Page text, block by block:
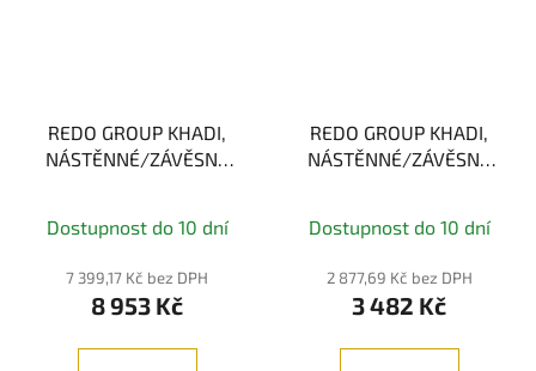
REDO GROUP KHADI,
NÁSTĚNNÉ/ZÁVĚSNÉ
Dostupnost do 10 dní
7 399,17 Kč bez DPH
8 953 Kč
REDO GROUP KHADI,
NÁSTĚNNÉ/ZÁVĚSNÉ
Dostupnost do 10 dní
2 877,69 Kč bez DPH
3 482 Kč